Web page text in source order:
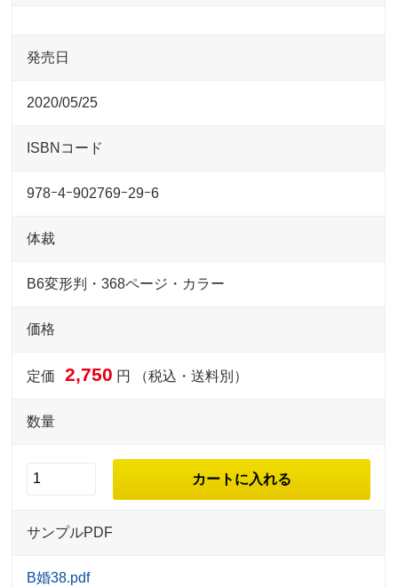
発売日
2020/05/25
ISBNコード
978ｰ4ｰ902769ｰ29ｰ6
体裁
B6変形判・368ページ・カラー
価格
定価 2,750 円 （税込・送料別）
数量
サンプルPDF
B婚38.pdf